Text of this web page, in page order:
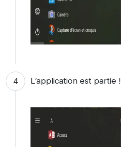
L’application est partie !